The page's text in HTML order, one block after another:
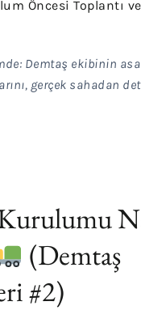
Öncesi Toplantı
Demtaş ekibinin
gerçek sahadan
(Demtaş
#2)